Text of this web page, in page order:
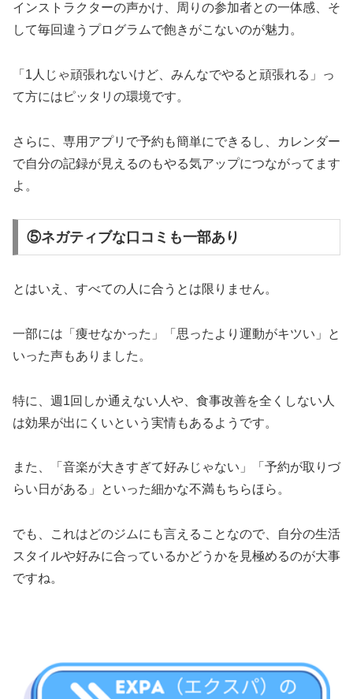
インストラクターの声かけ、周りの参加者との一体感、そ
して毎回違うプログラムで飽きがこないのが魅力。
「1人じゃ頑張れないけど、みんなでやると頑張れる」っ
て方にはピッタリの環境です。
さらに、専用アプリで予約も簡単にできるし、カレンダー
で自分の記録が見えるのもやる気アップにつながってます
よ。
⑤ネガティブな口コミも一部あり
とはいえ、すべての人に合うとは限りません。
一部には「痩せなかった」「思ったより運動がキツい」と
いった声もありました。
特に、週1回しか通えない人や、食事改善を全くしない人
は効果が出にくいという実情もあるようです。
また、「音楽が大きすぎて好みじゃない」「予約が取りづ
らい日がある」といった細かな不満もちらほら。
でも、これはどのジムにも言えることなので、自分の生活
スタイルや好みに合っているかどうかを見極めるのが大事
ですね。